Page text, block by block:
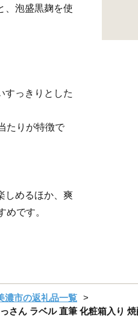
、泡盛黒麹を使
すっきりとした
たりが特徴で
しめるほか、爽
めです。
濃市の返礼品一覧
さん ラベル 直筆 化粧箱入り